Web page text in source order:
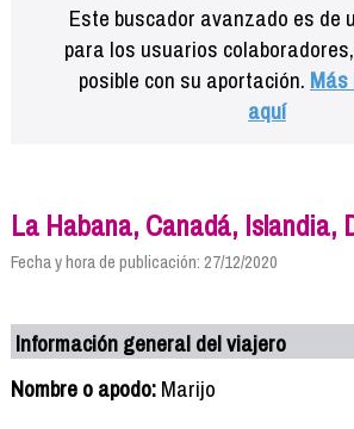
Este buscador avanzado es de
para los usuarios
posible con su aportación.
aquí
La Habana, Canadá, Islandia,
Fecha y hora de publicación: 27/12/2020
Información general del viajero
Nombre o apodo:Marijo